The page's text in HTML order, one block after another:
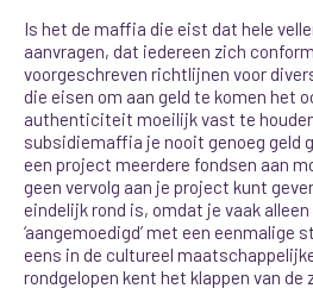
Is het de maffia die eist dat hele
aanvragen, dat iedereen zich
voorgeschreven richtlijnen voor
die eisen om aan geld te komen het
authenticiteit moeilijk vast te
subsidiemaffia je nooit genoeg geld
een project meerdere fondsen aan
geen vervolg aan je project kunt
eindelijk rond is, omdat je vaak
‘aangemoedigd’ met een eenmalige
eens in de cultureel
rondgelopen kent het klappen van de